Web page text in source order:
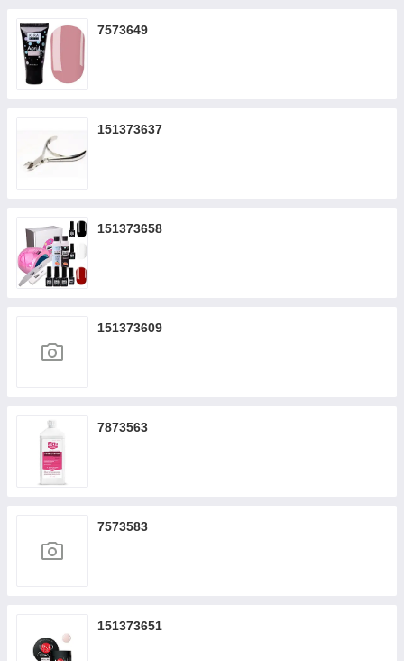
7573649
151373637
151373658
151373609
7873563
7573583
151373651